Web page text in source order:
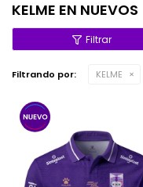
KELME EN NUEVOS
Filtrando por: KELME